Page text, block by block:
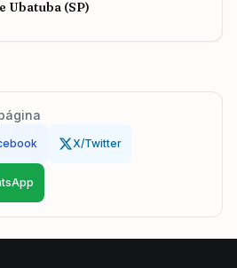
Ubatuba (SP)
X/Twitter